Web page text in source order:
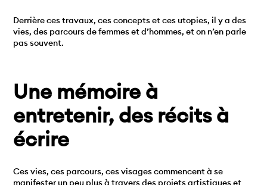
Derrière ces travaux, ces concepts et ces utopies, il y a des
vies, des parcours de femmes et d’hommes, et on n’en parle
pas souvent.
Une mémoire à
entretenir, des récits à
écrire
Ces vies, ces parcours, ces visages commencent à se
manifester un peu plus à travers des projets artistiques et